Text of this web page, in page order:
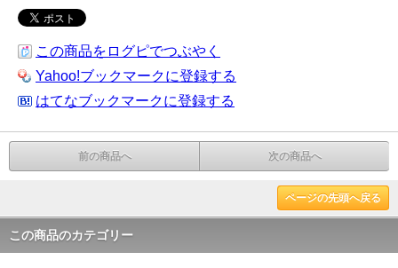
この商品をログピでつぶやく
Yahoo!ブックマークに登録する
はてなブックマークに登録する
前の商品へ 次の商品へ
ページの先頭へ戻る
この商品のカテゴリー